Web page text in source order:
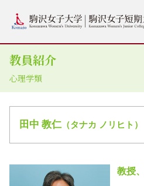
教員紹介
心理学類
田中 教仁 （タナカ ノリヒト）
教授